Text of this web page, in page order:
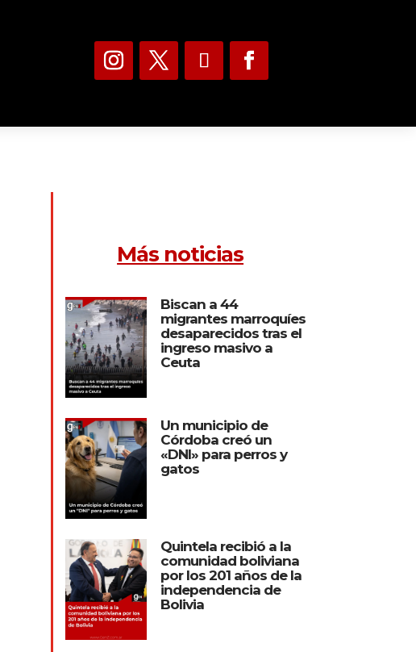
Más noticias
Biscan a 44
migrantes marroquíes
desaparecidos tras el
ingreso masivo a
Ceuta
Un municipio de
Córdoba creó un
«DNI» para perros y
gatos
Quintela recibió a la
comunidad boliviana
por los 201 años de la
independencia de
Bolivia